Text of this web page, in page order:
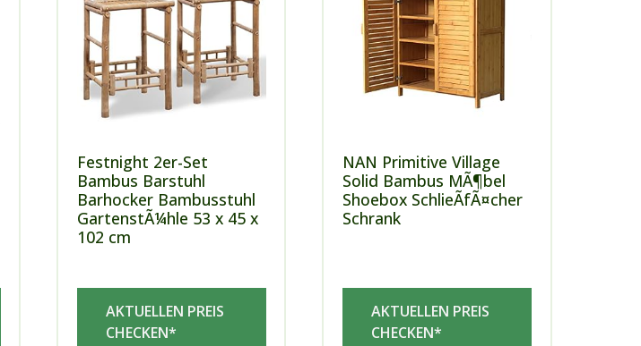
Festnight 2er-Set
Bambus Barstuhl
Barhocker Bambusstuhl
GartenstÃ¼hle 53 x 45 x
102 cm
AKTUELLEN PREIS
CHECKEN*
NAN Primitive Village
Solid Bambus MÃ¶bel
Shoebox SchlieÃfÃ¤cher
Schrank
AKTUELLEN PREIS
CHECKEN*